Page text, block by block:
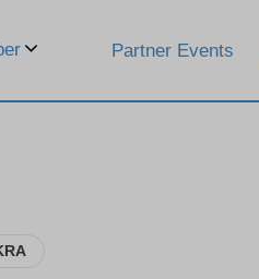
Partner Events